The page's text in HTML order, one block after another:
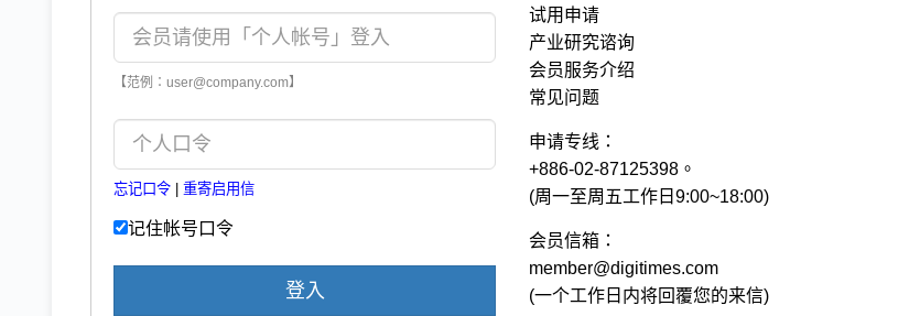
【范例：user@company.com】
忘记口令 重寄启用信
记住帐号口令
登入
试用申请
产业研究谘询
会员服务介绍
常见问题
申请专线：
+886-02-87125398。
(周一至周五工作日9:00~18:00)
会员信箱：
member@digitimes.com
(一个工作日内将回覆您的来信)